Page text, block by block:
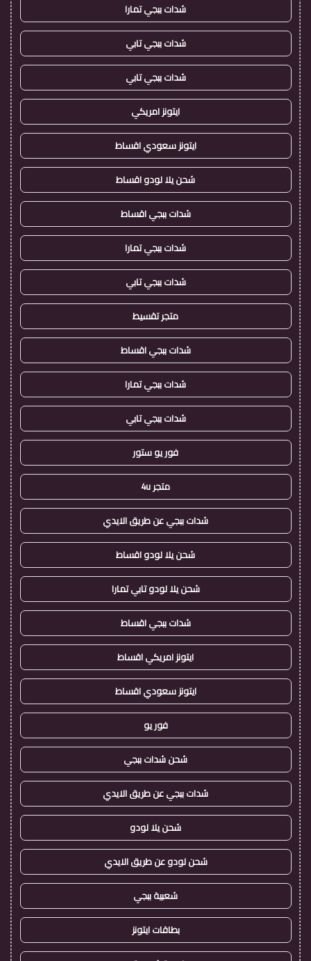
شدات ببجي تمارا
شدات ببجي تابي
شدات ببجي تابي
ايتونز امريكي
ايتونز سعودي اقساط
شحن يلا لودو اقساط
شدات ببجي اقساط
شدات ببجي تمارا
شدات ببجي تابي
متجر تقسيط
شدات ببجي اقساط
شدات ببجي تمارا
شدات ببجي تابي
فور يو ستور
متجر 4u
شدات ببجي عن طريق الايدي
شحن يلا لودو اقساط
شحن يلا لودو تابي تمارا
شدات ببجي اقساط
ايتونز امريكي اقساط
ايتونز سعودي اقساط
فور يو
شحن شدات ببجي
شدات ببجي عن طريق الايدي
شحن يلا لودو
شحن لودو عن طريق الايدي
شعبية ببجي
بطاقات ايتونز